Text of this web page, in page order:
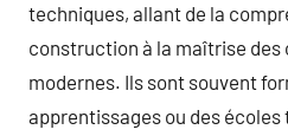
techniques, allant de la
construction à la maîtrise
modernes. Ils sont souvent
apprentissages ou des